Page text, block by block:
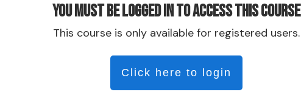
You must be logged in to access this course
This course is only available for registered users.
Click here to login